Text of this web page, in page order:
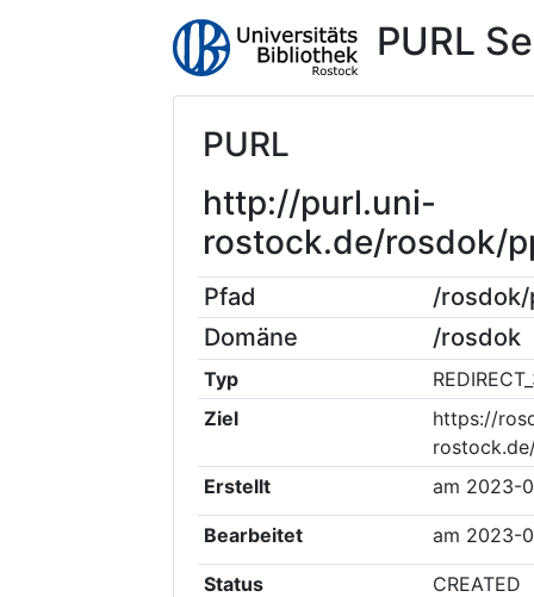
PURL
PURL
http://purl.uni-
rostock.de/rosdok/
Pfad
/rosdok/
Domäne
/rosdok
Typ
Ziel
https://
Erstellt
am 2023-
Bearbeitet am 2023-
Status CREATED